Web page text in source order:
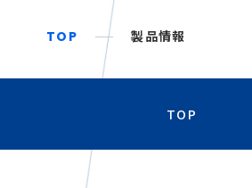
TOP 製品情報
TOP